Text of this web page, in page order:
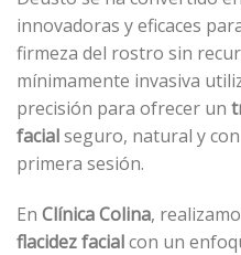
innovadoras y eficaces
firmeza del rostro sin
mínimamente invasiva
precisión para ofrecer un
facialseguro, natural y
primera sesión.
En Clínica Colina,
flacidez facialcon un